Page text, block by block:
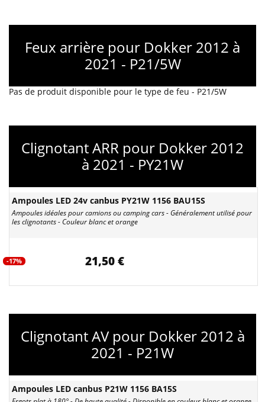
Feux arrière pour Dokker 2012 à
2021 - P21/5W
Pas de produit disponible pour le type de feu - P21/5W
Clignotant ARR pour Dokker 2012
à 2021 - PY21W
Ampoules LED 24v canbus PY21W 1156 BAU15S
Ampoules idéales pour camions ou camping cars - Généralement utilisé pour
les clignotants - Couleur blanc et orange
-17% 21,50 €
Clignotant AV pour Dokker 2012 à
2021 - P21W
Ampoules LED canbus P21W 1156 BA15S